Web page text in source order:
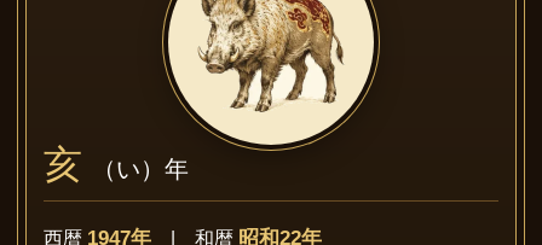
亥 （い）年
西暦 1947年 | 和暦 昭和22年